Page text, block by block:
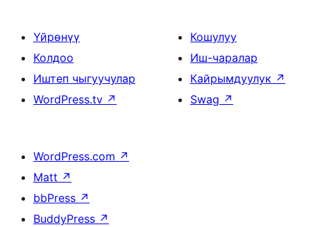
Үйрөнүү
Колдоо
Иштеп чыгуучулар
WordPress.tv ↗
Кошулуу
Иш-чаралар
Кайрымдуулук ↗
Swag ↗
WordPress.com ↗
Matt ↗
bbPress ↗
BuddyPress ↗